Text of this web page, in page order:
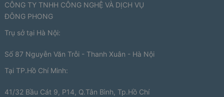
CÔNG TY TNHH CÔNG NGHỆ VÀ DỊCH VỤ
ĐÔNG PHONG
Trụ sở tại Hà Nội:
Số 87 Nguyễn Văn Trỗi - Thanh Xuân - Hà Nội
Tại TP.Hồ Chí Minh:
41/32 Bầu Cát 9, P14, Q.Tân Bình, Tp.Hồ Chí